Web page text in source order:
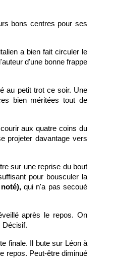
bons centres pour ses
a bien fait circuler le
d'une bonne frappe
au petit trot ce soir. Une
bien méritées tout de
aux quatre coins du
projeter davantage vers
sur une reprise du bout
pour bousculer la
noté),qui n'a pas secoué
après le repos. On
Décisif.
finale. Il bute sur Léon à
repos. Peut-être diminué